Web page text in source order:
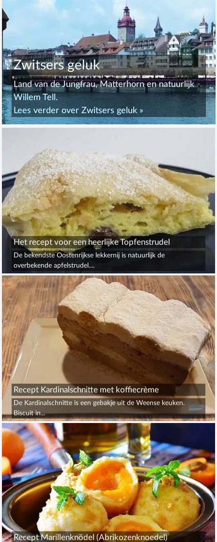
Zwitsers geluk
Land van de Jungfrau, Matterhorn en natuurlijk
Willem Tell.
Lees verder over Zwitsers geluk»
Het recept voor een heerlijke Topfenstrudel
De bekendste Oostenrijkse lekkernij is natuurlijk de
overbekende apfelstrudel....
Recept Kardinalschnitte met koffiecrème
De Kardinalschnitte is een gebakje uit de Weense keuken.
Biscuit in...
Recept Marillenknödel (Abrikozenknoedel)